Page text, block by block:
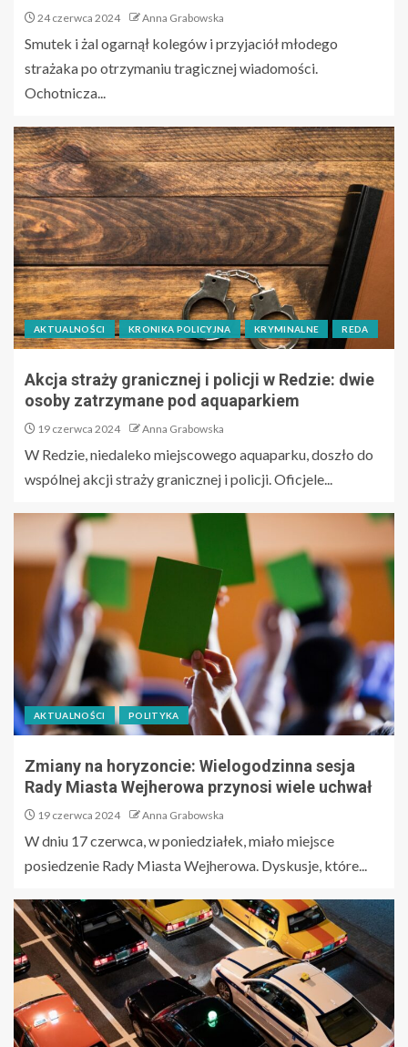
24 czerwca 2024 Anna Grabowska
Smutek i żal ogarnął kolegów i przyjaciół młodego
strażaka po otrzymaniu tragicznej wiadomości.
Ochotnicza...
AKTUALNOŚCI KRONIKA POLICYJNA KRYMINALNE REDA
Akcja straży granicznej i policji w Redzie: dwie
osoby zatrzymane pod aquaparkiem
19 czerwca 2024 Anna Grabowska
W Redzie, niedaleko miejscowego aquaparku, doszło do
wspólnej akcji straży granicznej i policji. Oficjele...
AKTUALNOŚCI POLITYKA
Zmiany na horyzoncie: Wielogodzinna sesja
Rady Miasta Wejherowa przynosi wiele uchwał
19 czerwca 2024 Anna Grabowska
W dniu 17 czerwca, w poniedziałek, miało miejsce
posiedzenie Rady Miasta Wejherowa. Dyskusje, które...